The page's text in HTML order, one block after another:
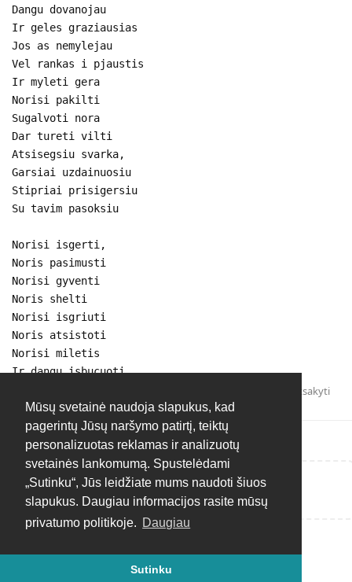
Mūsų svetainė naudoja slapukus, kad
pagerintų Jūsų naršymo patirtį, teiktų
personalizuotas reklamas ir analizuotų
svetainės lankomumą. Spustelėdami
„Sutinku“, Jūs leidžiate mums naudoti šiuos
slapukus. Daugiau informacijos rasite mūsų
privatumo politikoje. Daugiau
Sutinku
Dangu dovanojau
Ir geles graziausias
Jos as nemylejau
Vel rankas i pjaustis
Ir myleti gera
Norisi pakilti
Sugalvoti nora
Dar tureti vilti
Atsisegsiu svarka,
Garsiai uzdainuosiu
Stipriai prisigersiu
Su tavim pasoksiu
Norisi isgerti,
Noris pasimusti
Norisi gyventi
Noris shelti
Norisi isgriuti
Noris atsistoti
Norisi miletis
Ir dangu isbucuoti
Atsakyti
Rašyti atsakymą...